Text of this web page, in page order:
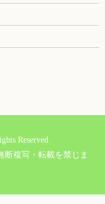
Reserved.
断複写・転載を禁じま